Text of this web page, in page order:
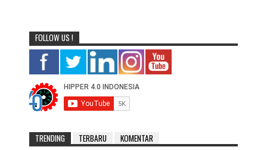
FOLLOW US !
TRENDING TERBARU KOMENTAR